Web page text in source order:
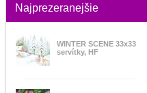
Najprezeranejšie
WINTER SCENE 33x33
servítky, HF